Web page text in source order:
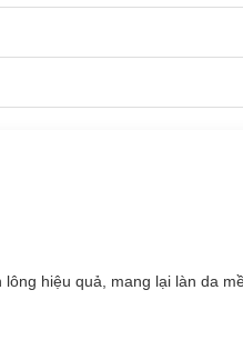
hiệu quả, mang lại làn da